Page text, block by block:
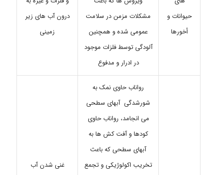
حیوانات و
أخورها
مشکلات مزمن در سلامت
عمومی شده و همچنین
آلودگی توسط فلزات موجود
در ادرار و مدفوع
درون آب های زیر
زمینی
رواناب حاوی نمک به
شورشدگی آبهای سطحی
می انجامد، رواناب حاوی
کودها و آفت کش ها به
آبهای سطحی که باعث
تخریب اکولوژیکی و تجمع
غنی شدن آب